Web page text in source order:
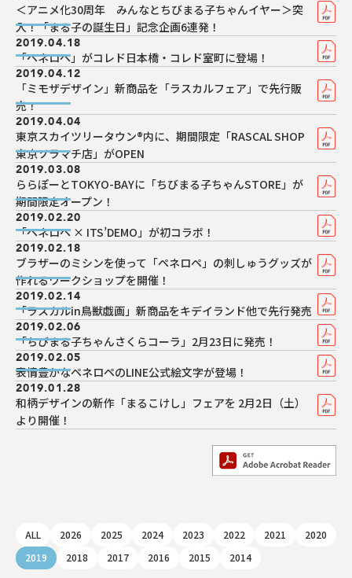
ALL 2026 2025 2024 2023 2022 2021
2020
2019
2018 2017 2016 2015 2014
＜アニメ化30周年 みんなとちびまる子ちゃんイヤー＞突
入！「まる子の誕生日」記念企画6連発！
2019.04.18
「ペネロペ」がコレド日本橋・コレド室町に登場！
2019.04.12
「ミモザデザイン」新商品を「ラスカルフェア」で先行販
売！
2019.04.04
東京スカイツリータウン®内に、期間限定「RASCAL SHOP
東京ソラマチ店」がOPEN
2019.03.08
ららぽーとTOKYO-BAYに「ちびまる子ちゃんSTORE」が
期間限定オープン！
2019.02.20
「ペネロペ × ITS’DEMO」が初コラボ！
2019.02.18
ブラザーのミシンを使って「ペネロペ」の刺しゅうグッズが
作れるワークショップを開催！
2019.02.14
「ラスカルin鳥獣戯画」新商品をキデイランド他で先行発売
2019.02.06
「ちびまる子ちゃんさくらコーラ」2月23日に発売！
2019.02.05
表情豊かなペネロペのLINE公式絵文字が登場！
2019.01.28
和柄デザインの新作「まるこけし」フェアを 2月2日（土）
より開催！